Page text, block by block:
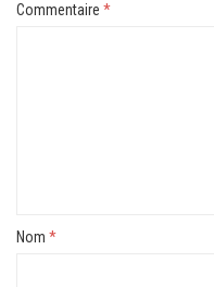
Commentaire *
Nom *